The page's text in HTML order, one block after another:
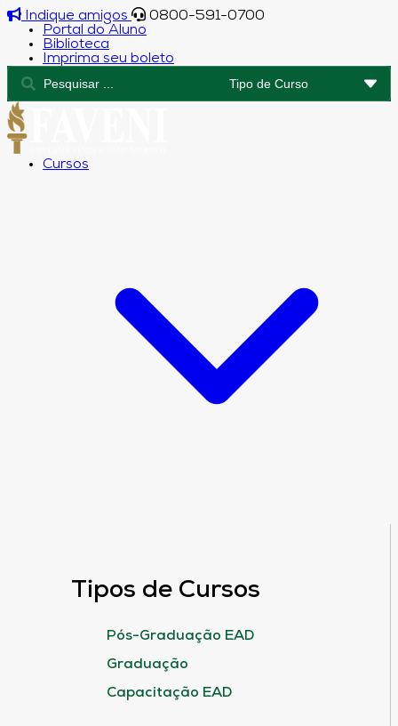
Indique amigos
0800-591-0700
Portal do Aluno
Biblioteca
Imprima seu boleto
Cursos
Tipos de Cursos
Pós-Graduação EAD
Graduação
Capacitação EAD